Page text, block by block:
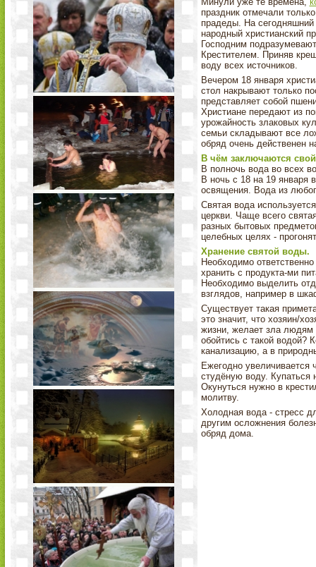
праздник отмечали
прадеды. На сегодняшний
народный христианский
Господним
Крестителем. Приняв
воду всех источников.
Вечером 18 января
стол накрывают только
представляет собой
Христиане передают из
урожайность злаковых
семьи складывают все
обряд очень действенен
В чём заключаются
В полночь вода во всех
В ночь с 18 на 19 января
освящения. Вода из
Святая вода
церкви. Чаще всего
разных бытовых
целебных целях -
Хранение святой воды.
Необходимо
хранить с продукта-ми
Необходимо выделить
взглядов, например в
Существует такая
это значит, что хозяин/
жизни, желает зла людям
обойтись с такой водой?
канализацию, а в
Ежегодно увеличивается
студёную воду.
Окунуться нужно в
молитву.
Холодная вода - стресс
другим осложнения
обряд дома.